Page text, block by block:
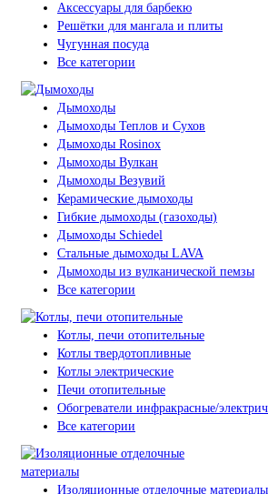
Аксессуары для барбекю
Решётки для мангала и плиты
Чугунная посуда
Все категории
Дымоходы
Дымоходы Теплов и Сухов
Дымоходы Rosinox
Дымоходы Вулкан
Дымоходы Везувий
Керамические дымоходы
Гибкие дымоходы (газоходы)
Дымоходы Schiedel
Стальные дымоходы LAVA
Дымоходы из вулканической пемзы
Все категории
Котлы, печи отопительные
Котлы твердотопливные
Котлы электрические
Печи отопительные
Обогреватели инфракрасные/
Все категории
Изоляционные отделочные материалы